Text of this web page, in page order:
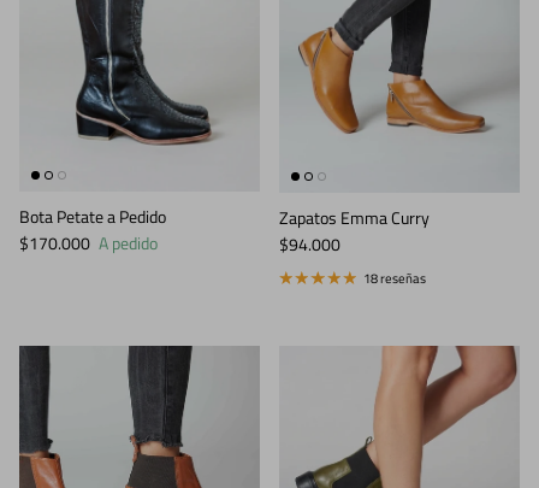
Bota Petate a Pedido
Precio normal
$170.000 A pedido
Zapatos Emma Curry
Precio normal
$94.000
18 reseñas